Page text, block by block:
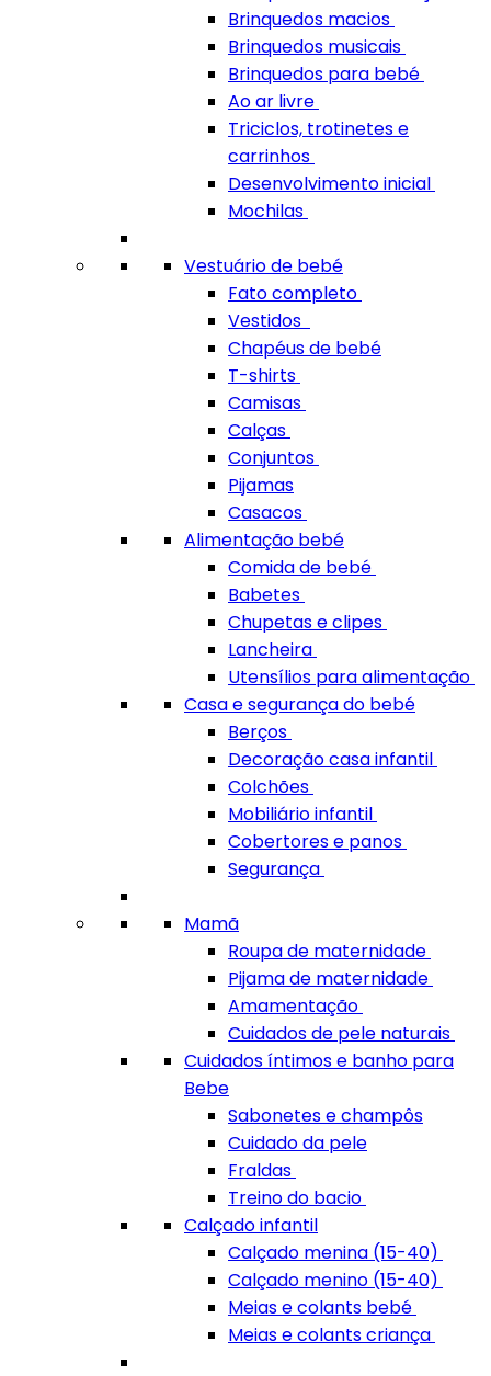
Brinquedos macios
Brinquedos musicais
Brinquedos para bebé
Ao ar livre
Triciclos, trotinetes e
carrinhos
Desenvolvimento inicial
Mochilas
Vestuário de bebé
Fato completo
Vestidos
Chapéus de bebé
T-shirts
Camisas
Calças
Conjuntos
Pijamas
Casacos
Alimentação bebé
Comida de bebé
Babetes
Chupetas e clipes
Lancheira
Utensílios para alimentação
Casa e segurança do bebé
Berços
Decoração casa infantil
Colchões
Mobiliário infantil
Cobertores e panos
Segurança
Mamã
Roupa de maternidade
Pijama de maternidade
Amamentação
Cuidados de pele naturais
Cuidados íntimos e banho para
Bebe
Sabonetes e champôs
Cuidado da pele
Fraldas
Treino do bacio
Calçado infantil
Calçado menina (15-40)
Calçado menino (15-40)
Meias e colants bebé
Meias e colants criança